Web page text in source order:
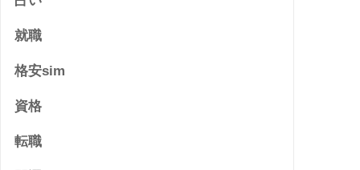
就職
格安sim
資格
転職